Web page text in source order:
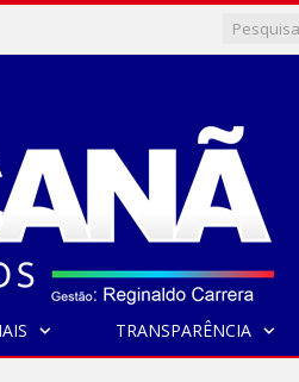
TRANSPARÊNCIA